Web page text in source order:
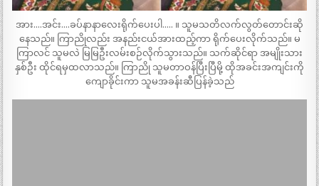
အား….အင်း….ခပ်နာနာလေးရိုက်ပေးပါ….. ။ သူမသတိလက်လွတ်တောင်းဆို
နေသည်။ ကြာညိုလည်း အနည်းငယ်အားထည့်ကာ ရိုက်ပေးလိုက်သည်။ မ
ကြာလင် သူမလဲ မြမြဦးလမ်းစဉ်လိုက်သွားသည်။ သက်ဆိုင်ရာ အမျိုးသား
နှစ်ဦး ထိုင်ရမှထလာသည်။ ကြာညို သူမတာဝန်ပြီးပြီမို့ ထိုအခင်းအကျင်းကို
ကျောခိုင်းကာ သူမအခန်းဆီပြန်ခဲ့သည်